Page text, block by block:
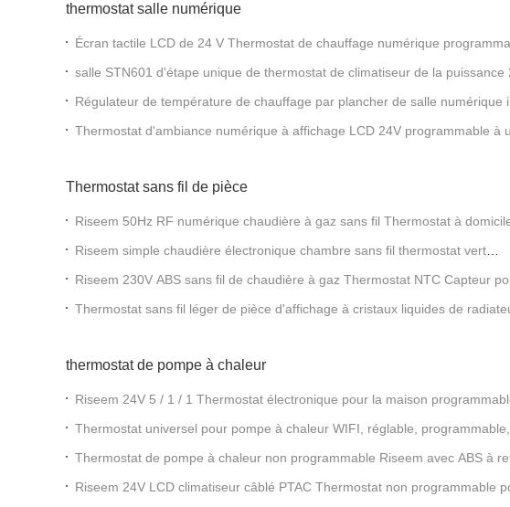
thermostat salle numérique
Écran tactile LCD de 24 V Thermostat de chauffage numérique
salle STN601 d'étape unique de thermostat de climatiseur de la puissance
Régulateur de température de chauffage par plancher de salle numérique
Thermostat d'ambiance numérique à affichage LCD 24V programmable à
Thermostat sans fil de pièce
Riseem 50Hz RF numérique chaudière à gaz sans fil Thermostat à
Riseem simple chaudière électronique chambre sans fil thermostat vert
Riseem 230V ABS sans fil de chaudière à gaz Thermostat NTC Capteur
Thermostat sans fil léger de pièce d'affichage à cristaux liquides de
thermostat de pompe à chaleur
Riseem 24V 5 / 1 / 1 Thermostat électronique pour la maison
Thermostat universel pour pompe à chaleur WIFI, réglable, programmable,
Thermostat de pompe à chaleur non programmable Riseem avec ABS à
Riseem 24V LCD climatiseur câblé PTAC Thermostat non programmable